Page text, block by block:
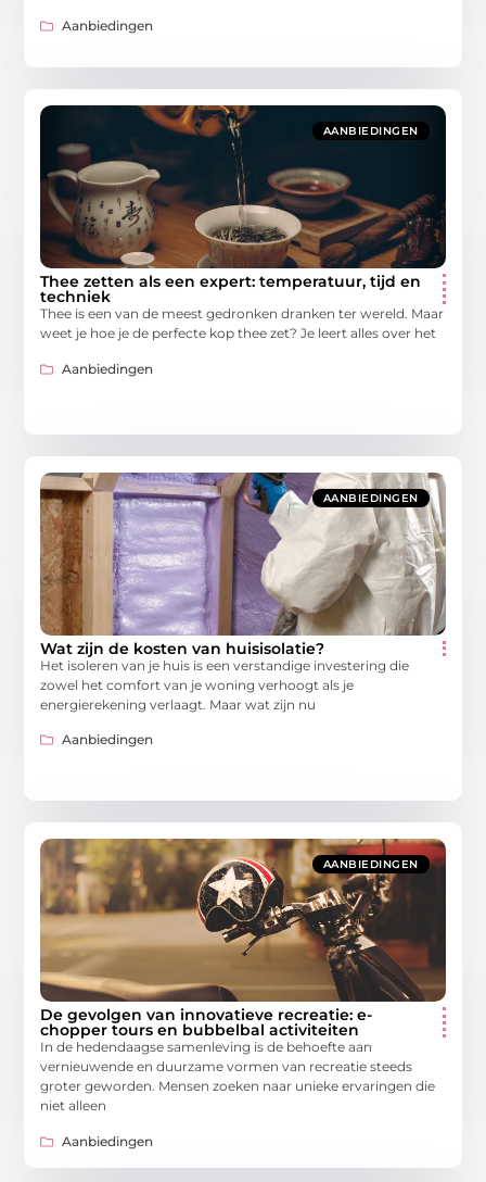
Aanbiedingen
AANBIEDINGEN
Thee zetten als een expert: temperatuur, tijd en
techniek
Thee is een van de meest gedronken dranken ter wereld. Maar
weet je hoe je de perfecte kop thee zet? Je leert alles over het
Aanbiedingen
AANBIEDINGEN
Wat zijn de kosten van huisisolatie?
Het isoleren van je huis is een verstandige investering die
zowel het comfort van je woning verhoogt als je
energierekening verlaagt. Maar wat zijn nu
Aanbiedingen
AANBIEDINGEN
De gevolgen van innovatieve recreatie: e-
chopper tours en bubbelbal activiteiten
In de hedendaagse samenleving is de behoefte aan
vernieuwende en duurzame vormen van recreatie steeds
groter geworden. Mensen zoeken naar unieke ervaringen die
niet alleen
Aanbiedingen